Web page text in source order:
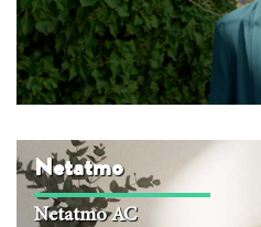
Netatmo
Netatmo AC